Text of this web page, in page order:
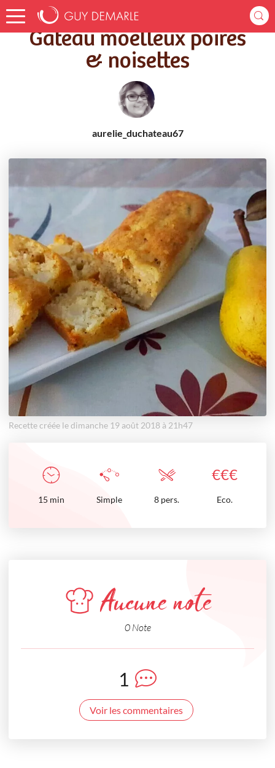
Accueil Recettes Gâteau moelleux poires & noisettes
Gâteau moelleux poires
& noisettes
aurelie_duchateau67
Recette créée le dimanche 19 août 2018 à 21h47
€€€
15 min Simple 8 pers. Eco.
Aucune note
0 Note
1
Voir les commentaires